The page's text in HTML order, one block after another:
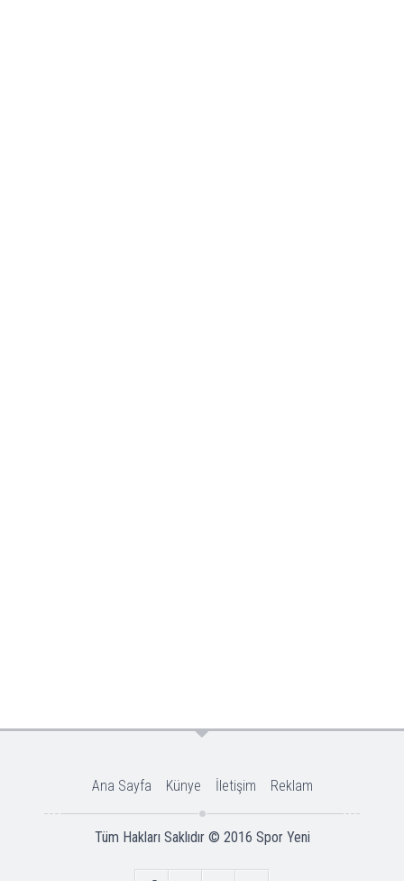
Ana Sayfa Künye İletişim Reklam
Tüm Hakları Saklıdır © 2016 Spor Yeni